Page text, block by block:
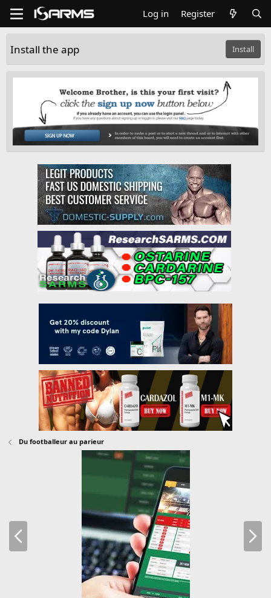
Log in Register
Install the app Install
Du footballeur au parieur
P
e
N
x